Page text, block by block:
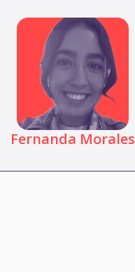
Fernanda Morales